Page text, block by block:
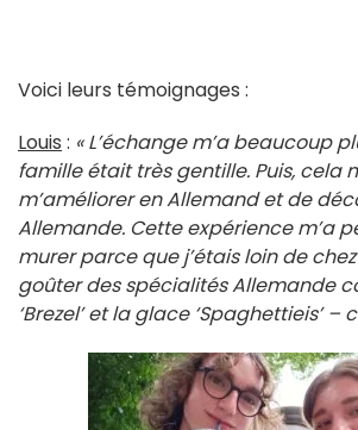
Voici leurs témoignages :
Louis : « L’échange m’a beaucoup
famille était très gentille. Puis, cela
m’améliorer en Allemand et de
Allemande. Cette expérience m’a
murer parce que j’étais loin de chez
goûter des spécialités Allemande
‘Brezel’ et la glace ‘Spaghettieis’ –